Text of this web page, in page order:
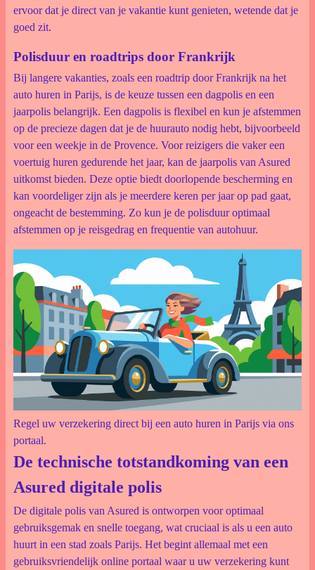
ervoor dat je direct van je vakantie kunt genieten, wetende dat je
goed zit.
Polisduur en roadtrips door Frankrijk
Bij langere vakanties, zoals een roadtrip door Frankrijk na het
auto huren in Parijs, is de keuze tussen een dagpolis en een
jaarpolis belangrijk. Een dagpolis is flexibel en kun je afstemmen
op de precieze dagen dat je de huurauto nodig hebt, bijvoorbeeld
voor een weekje in de Provence. Voor reizigers die vaker een
voertuig huren gedurende het jaar, kan de jaarpolis van Asured
uitkomst bieden. Deze optie biedt doorlopende bescherming en
kan voordeliger zijn als je meerdere keren per jaar op pad gaat,
ongeacht de bestemming. Zo kun je de polisduur optimaal
afstemmen op je reisgedrag en frequentie van autohuur.
Regel uw verzekering direct bij een auto huren in Parijs via ons
portaal.
De technische totstandkoming van een
Asured digitale polis
De digitale polis van Asured is ontworpen voor optimaal
gebruiksgemak en snelle toegang, wat cruciaal is als u een auto
huurt in een stad zoals Parijs. Het begint allemaal met een
gebruiksvriendelijk online portaal waar u uw verzekering kunt